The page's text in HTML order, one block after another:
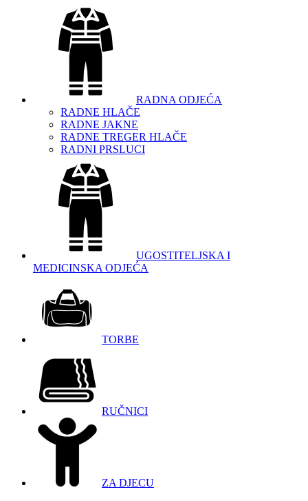
RADNA ODJEĆA
RADNE HLAČE
RADNE JAKNE
RADNE TREGER HLAČE
RADNI PRSLUCI
UGOSTITELJSKA I
MEDICINSKA ODJEĆA
TORBE
RUČNICI
ZA DJECU